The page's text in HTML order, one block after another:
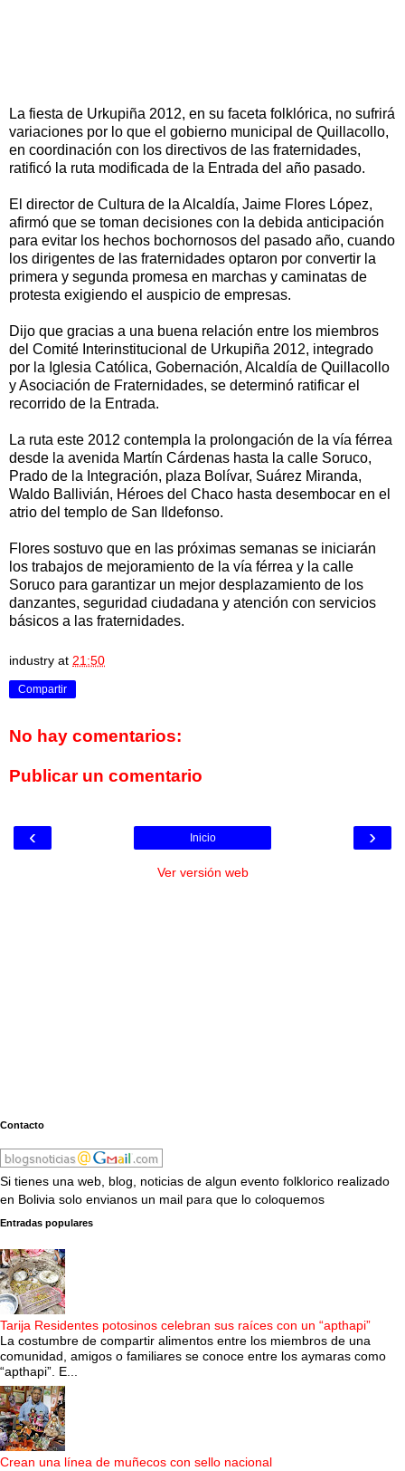
La fiesta de Urkupiña 2012, en su faceta folklórica, no sufrirá
variaciones por lo que el gobierno municipal de Quillacollo,
en coordinación con los directivos de las fraternidades,
ratificó la ruta modificada de la Entrada del año pasado.
El director de Cultura de la Alcaldía, Jaime Flores López,
afirmó que se toman decisiones con la debida anticipación
para evitar los hechos bochornosos del pasado año, cuando
los dirigentes de las fraternidades optaron por convertir la
primera y segunda promesa en marchas y caminatas de
protesta exigiendo el auspicio de empresas.
Dijo que gracias a una buena relación entre los miembros
del Comité Interinstitucional de Urkupiña 2012, integrado
por la Iglesia Católica, Gobernación, Alcaldía de Quillacollo
y Asociación de Fraternidades, se determinó ratificar el
recorrido de la Entrada.
La ruta este 2012 contempla la prolongación de la vía férrea
desde la avenida Martín Cárdenas hasta la calle Soruco,
Prado de la Integración, plaza Bolívar, Suárez Miranda,
Waldo Ballivián, Héroes del Chaco hasta desembocar en el
atrio del templo de San Ildefonso.
Flores sostuvo que en las próximas semanas se iniciarán
los trabajos de mejoramiento de la vía férrea y la calle
Soruco para garantizar un mejor desplazamiento de los
danzantes, seguridad ciudadana y atención con servicios
básicos a las fraternidades.
industry at 21:50
Compartir
No hay comentarios:
Publicar un comentario
‹ ›
Inicio
Ver versión web
Contacto
Si tienes una web, blog, noticias de algun evento folklorico realizado
en Bolivia solo envianos un mail para que lo coloquemos
Entradas populares
Tarija Residentes potosinos celebran sus raíces con un “apthapi”
La costumbre de compartir alimentos entre los miembros de una
comunidad, amigos o familiares se conoce entre los aymaras como
“apthapi”. E...
Crean una línea de muñecos con sello nacional